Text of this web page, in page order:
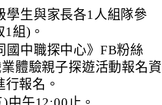
學生與家長各1人組隊參
組)。
國中職探中心》FB粉絲
體驗親子探遊活動報名資
報名。